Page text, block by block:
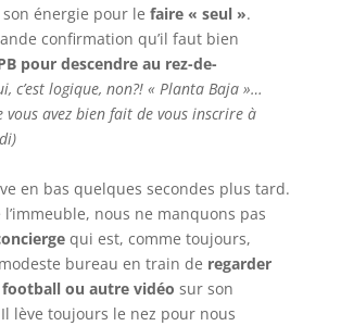
énergie pour le faire « seul ».
confirmation qu’il faut bien
pour descendre au rez-de-
c’est logique, non?! « Planta Baja »…
vous avez bien fait de vous inscrire à
en bas quelques secondes plus tard.
nous ne manquons pas
qui est, comme toujours,
bureau en train de regarder
ou autre vidéo sur son
lève toujours le nez pour nous